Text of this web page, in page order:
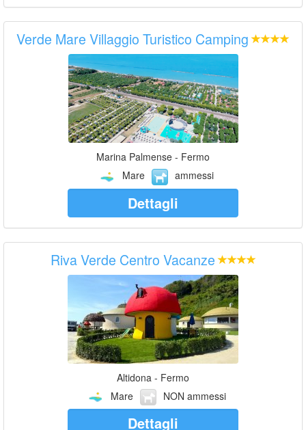
Verde Mare Villaggio Turistico Camping
Marina Palmense - Fermo
Mare
ammessi
Dettagli
Riva Verde Centro Vacanze
Altidona - Fermo
Mare
NON ammessi
Dettagli